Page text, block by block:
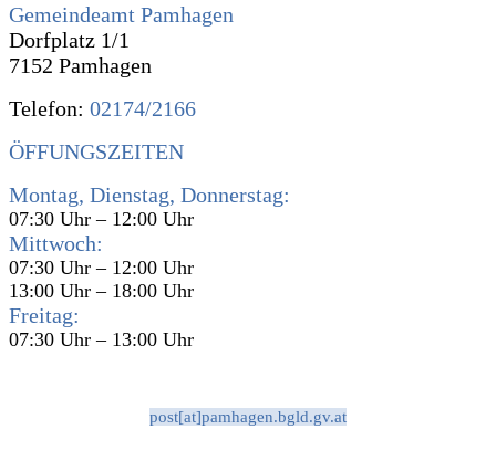
Gemeindeamt Pamhagen
Dorfplatz 1/1
7152 Pamhagen
Telefon: 02174/2166
ÖFFUNGSZEITEN
Montag, Dienstag, Donnerstag:
07:30 Uhr – 12:00 Uhr
Mittwoch:
07:30 Uhr – 12:00 Uhr
13:00 Uhr – 18:00 Uhr
Freitag:
07:30 Uhr – 13:00 Uhr
post[at]pamhagen.bgld.gv.at